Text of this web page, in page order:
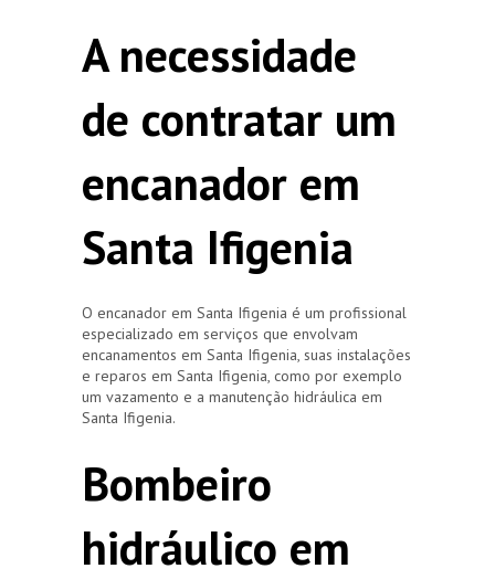
A necessidade
de contratar um
encanador em
Santa Ifigenia
O encanador em Santa Ifigenia é um profissional
especializado em serviços que envolvam
encanamentos em Santa Ifigenia, suas instalações
e reparos em Santa Ifigenia, como por exemplo
um vazamento e a manutenção hidráulica em
Santa Ifigenia.
Bombeiro
hidráulico em